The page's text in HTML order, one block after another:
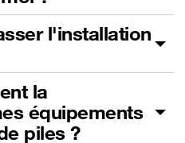
l'installation
la
équipements
piles ?